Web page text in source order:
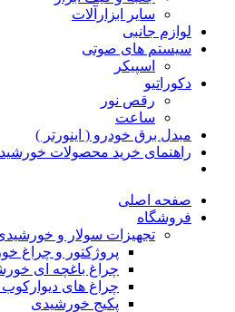
سایر ابزارآلات
لوازم جانبی
سیستم های صوتی
اسپیکر
دکوراتیو
رقص نور
ساعت
مبدل برق خودرو ( اینورتر )
راهنمای خرید محصولات
صفحه اصلی
فروشگاه
تجهیزات سولار و
پروژکتور و چراغ
چراغ باغچه ای
چراغ های
پکیج خورشیدی